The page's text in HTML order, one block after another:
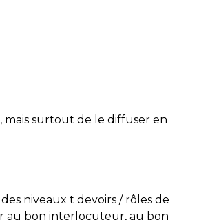
mais surtout de le diffuser en
niveaux t devoirs / rôles de
au bon interlocuteur, au bon